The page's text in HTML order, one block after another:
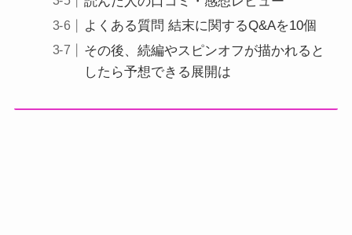
よくある質問 結末に関するQ&Aを10個
その後、続編やスピンオフが描かれると
したら予想できる展開は